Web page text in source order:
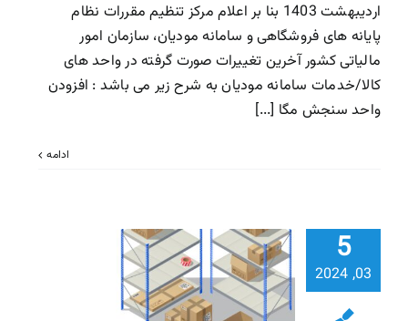
اردیبهشت 1403 بنا بر اعلام مرکز تنظیم مقررات نظام
پایانه های فروشگاهی و سامانه مودیان، سازمان امور
مالیاتی کشور آخرین تغییرات صورت گرفته در واحد های
کالا/خدمات سامانه مودیان به شرح زیر می باشد : افزودن
واحد سنجش مگا [...]
ادامه
5
03, 2024